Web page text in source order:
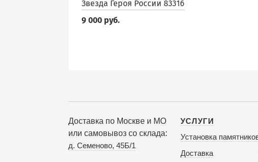
Звезда Героя России 83316
9 000 руб.
Доставка по Москве и МО
или самовывоз со склада:
д. Семеново, 45Б/1
УСЛУГИ
Установка
Доставка